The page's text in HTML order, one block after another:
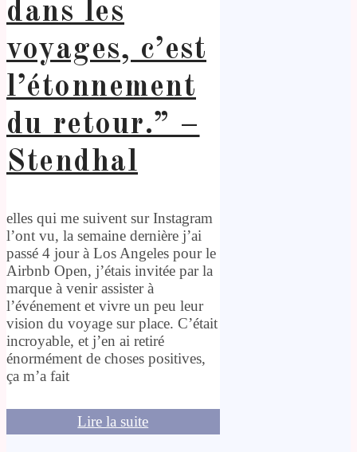
dans les
voyages, c’est
l’étonnement
du retour.” –
Stendhal
elles qui me suivent sur Instagram
l’ont vu, la semaine dernière j’ai
passé 4 jour à Los Angeles pour le
Airbnb Open, j’étais invitée par la
marque à venir assister à
l’événement et vivre un peu leur
vision du voyage sur place. C’était
incroyable, et j’en ai retiré
énormément de choses positives,
ça m’a fait
Lire la suite